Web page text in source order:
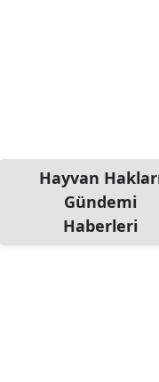
Hayvan
Gündemi
Haberleri